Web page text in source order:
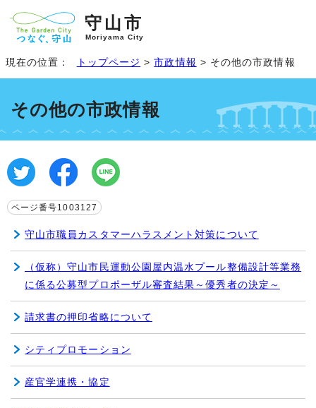
守山市
Moriyama City
現在の位置： トップページ >市政情報 > その他の市政情報
その他の市政情報
ページ番号1003127
守山市職員カスタマーハラスメント対策について
（仮称）守山市民運動公園屋内温水プール整備設計等業務
に係る公募型プロポーザル審査結果～優秀者の決定～
請求書の押印省略について
シティプロモーション
産官学連携・協定